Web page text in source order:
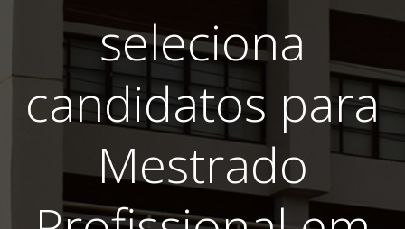
seleciona
candidatos para
Mestrado